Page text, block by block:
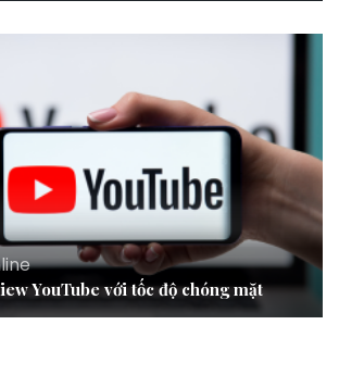
YouTube với tốc độ chóng mặt